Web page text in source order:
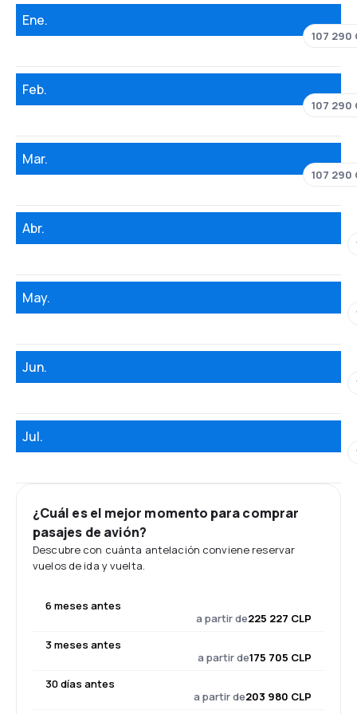
Ene.
107 290
Feb.
107 290
Mar.
107 290
Abr.
May.
Jun.
Jul.
¿Cuál es el mejor momento para comprar
pasajes de avión?
Descubre con cuánta antelación conviene reservar
vuelos de ida y vuelta.
6 meses antes
a partir de225 227 CLP
3 meses antes
a partir de175 705 CLP
30 días antes
a partir de203 980 CLP